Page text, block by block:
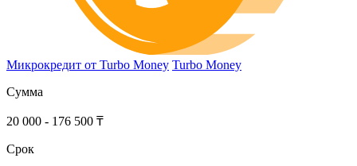
Микрокредит от Turbo Money Turbo Money
Сумма
20 000 - 176 500 ₸
Срок